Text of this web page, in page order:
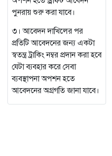
পুনরায় শুরু করা যাবে।
৩। আবেদন দাখিলের পর
প্রতিটি আবেদনের জন্য একটা
স্বতন্ত্র ট্রাকিং নম্বর প্রদান করা হবে
যেটা ব্যবহার করে সেবা
ব্যবস্থাপনা অপশন হতে
আবেদনের অগ্রগতি জানা যাবে।